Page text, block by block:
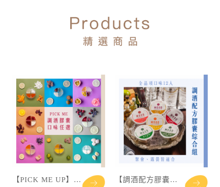
【PICK ME UP】調酒配方膠囊任選6種口味 【調酒配方膠囊綜合/任選12入組】